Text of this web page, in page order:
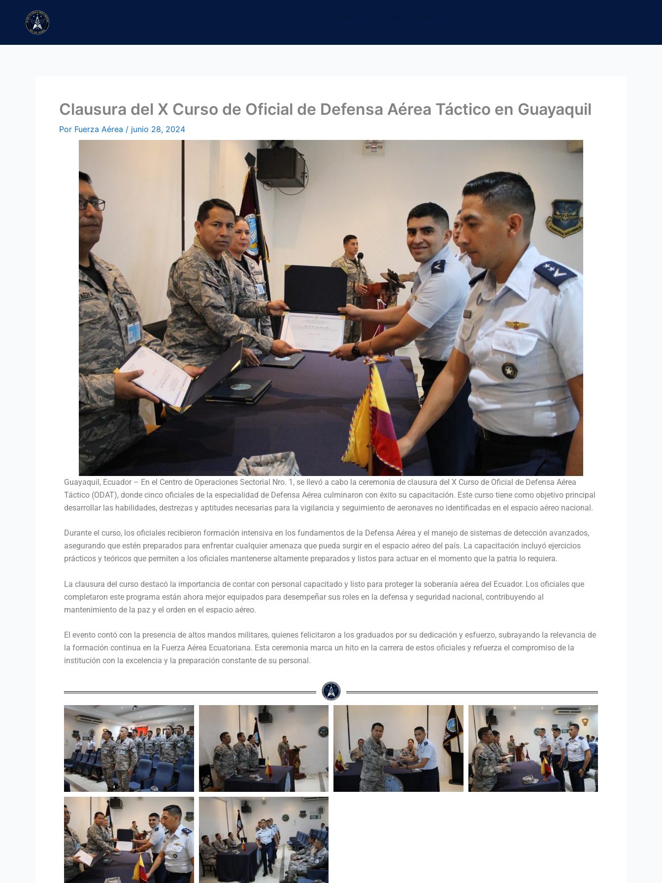
contenido
Clausura del X Curso de Oficial de Defensa Aérea Táctico en Guayaquil
Por Fuerza Aérea / junio 28, 2024
Guayaquil, Ecuador – En el Centro de Operaciones Sectorial Nro. 1, se llevó a cabo la ceremonia de clausura del X Curso de Oficial de Defensa Aérea
Táctico (ODAT), donde cinco oficiales de la especialidad de Defensa Aérea culminaron con éxito su capacitación. Este curso tiene como objetivo principal
desarrollar las habilidades, destrezas y aptitudes necesarias para la vigilancia y seguimiento de aeronaves no identificadas en el espacio aéreo nacional.
Durante el curso, los oficiales recibieron formación intensiva en los fundamentos de la Defensa Aérea y el manejo de sistemas de detección avanzados,
asegurando que estén preparados para enfrentar cualquier amenaza que pueda surgir en el espacio aéreo del país. La capacitación incluyó ejercicios
prácticos y teóricos que permiten a los oficiales mantenerse altamente preparados y listos para actuar en el momento que la patria lo requiera.
La clausura del curso destacó la importancia de contar con personal capacitado y listo para proteger la soberanía aérea del Ecuador. Los oficiales que
completaron este programa están ahora mejor equipados para desempeñar sus roles en la defensa y seguridad nacional, contribuyendo al
mantenimiento de la paz y el orden en el espacio aéreo.
El evento contó con la presencia de altos mandos militares, quienes felicitaron a los graduados por su dedicación y esfuerzo, subrayando la relevancia de
la formación continua en la Fuerza Aérea Ecuatoriana. Esta ceremonia marca un hito en la carrera de estos oficiales y refuerza el compromiso de la
institución con la excelencia y la preparación constante de su personal.